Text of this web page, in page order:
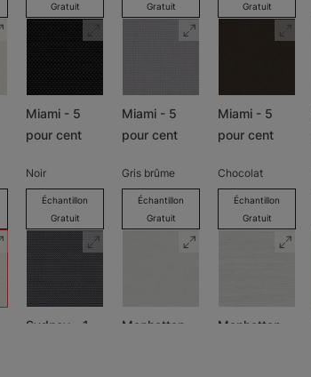
Gratuit
Gratuit
Gratuit
Miami - 5
pour cent
Noir
Échantillon
Gratuit
Miami - 5
pour cent
Gris brûme
Échantillon
Gratuit
Miami - 5
pour cent
Chocolat
Échantillon
Gratuit
Sydney - 1
Manhattan -
Manhattan -